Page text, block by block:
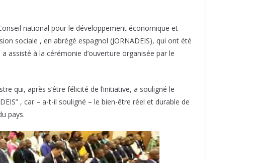
national pour le développement économique et
sociale , en abrégé espagnol (JORNADEIS), qui ont été
assisté à la cérémonie d’ouverture organisée par le
qui, après s’être félicité de l’initiative, a souligné le
, car – a-t-il souligné – le bien-être réel et durable de
pays.